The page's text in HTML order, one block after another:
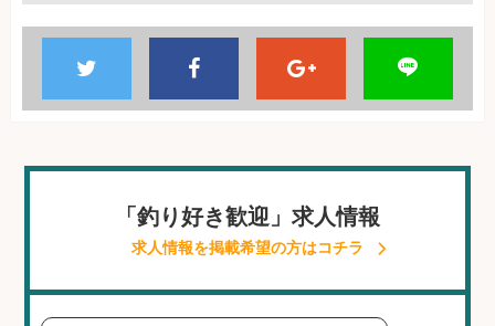
「釣り好き歓迎」求人情報
求人情報を掲載希望の方はコチラ